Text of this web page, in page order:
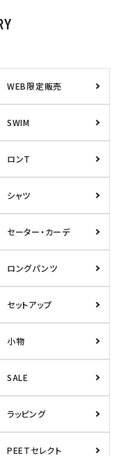
search
WEB限定販売
SWIM
ロンT
シャツ
セーター・カーデ
ロングパンツ
セットアップ
小物
SALE
ラッピング
PEETセレクト